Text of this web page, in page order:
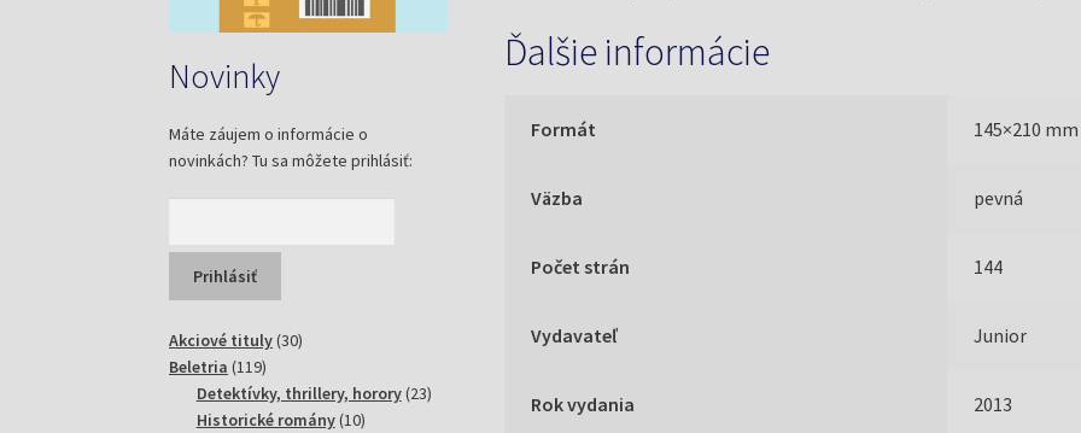
Ďalšie informácie
Formát 145×210 mm
Väzba pevná
Počet strán 144
Vydavateľ Junior
Rok vydania 2013
Novinky
Máte záujem o informácie o
novinkách? Tu sa môžete prihlásiť:
Akciové tituly 3030
Beletria 119119
produktov
Detektívky, thrillery, horory 2323
Historické romány 1010